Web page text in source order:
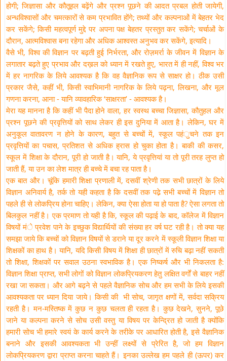
होगी; जिज्ञासा और कौतूहल बढ़ेंगे और प्रश्न पूछने की आदत प्रबल होती जायेगी,
अन्धविश्वासों और चमत्कारों से कम प्रभावित होंगे; तथ्यों और कल्पनाओं में बेहतर भेद
कर सकेंगे; किसी महत्वपूर्ण मुद्दे पर अपना पक्ष बेहतर प्रस्तुत कर सकेंगे; चर्चाओं के
दौरान, आत्मविश्वास बना रहेगा और अधिक आश्वस्त अनुभव कर सकेंगे, इत्यादि।
वैसे भी, विश्व की विज्ञान पर बढ़ती हुई निर्भरता, और रोज़मर्रा के जीवन में विज्ञान के
लगातार बढ़ते हुए प्रभाव और दख़ल को ध्यान में रखते हुए, भारत में ही नहीं, विश्व भर
में हर नागरिक के लिये आवश्यक है कि वह वैज्ञानिक रूप से साक्षर हो। ठीक उसी
प्रकार जैसे, कहीं भी, किसी स्वाभिमानी नागरिक के लिये पढ़ना, लिखना, और मूल
गणना करना, आना - यानि व्यावहारिक ‘साक्षरता’ - आवश्यक है।
मेरा यह मानना है कि कहीं भी पैदा होने वाला, हर स्वस्थ बच्चा जिज्ञासा, कौतुहल और
प्रश्न पूछने की प्रवृत्तियों को साथ लेकर ही इस दुनिया में आता है। लेकिन, घर में
अनुकूल वातावरण न होने के कारण, बहुत से बच्चों में, स्कूल पहंुचने तक इन
प्रवृत्तियों का पचास, प्रतिशत से अधिक ह्रास हो चुका होता है। बाकी की कसर,
स्कूल में शिक्षा के दौरान, पूरी हो जाती है। यानि, ये प्रवृत्तियां या तो पूरी तरह लुप्त हो
जाती हैं, या उन का लेश मात्र ही बच्चे में बचा रह पाता है।
एक बात और। चूंकि हमारी शिक्षा प्रणाली में, दसवीं श्रेणी तक सभी छात्रों के लिये
विज्ञान अनिवार्य है, तर्क तो यही कहता है कि दसवीं तक पढे़ सभी बच्चों में विज्ञान तो
पहले ही से लोकप्रिय होना चाहिए। लेकिन, क्या ऐसा होता या हो पाता है? ऐसा लगता तो
बिलकुल नहीं है। एक प्रमाण तो यही है कि, स्कूल की पढ़ाई के बाद, कॉलेज में विज्ञान
विषयों मंे प्रवेश पाने के इच्छुक विद्यार्थियों की संख्या हर वर्ष घट रही है। तो क्या यह
समझा जाये कि बच्चों को विज्ञान विषयों से डराने या दूर करने में स्कूली विज्ञान शिक्षा या
शिक्षकों का हाथ है। यानि, यदि किसी विषय में शिक्षा ही छात्रों में रुचि बढ़ा नहीं सकती
तो शिक्षा, शिक्षकों पर सवाल उठना स्वभाविक है। एक निष्कर्ष और भी निकलता है:
विज्ञान शिक्षा प्राप्त, सभी लोगों को विज्ञान लोकप्रियकरण हेतु लक्षित वर्गों से बाहर नहीं
रखा जा सकता। और आगे बढ़ने से पहले वैज्ञानिक सोच और हम सभी के लिये इसकी
आवश्यकता पर ध्यान दिया जाये। किसी की भी सोच, जागृत क्षणों में, सर्वदा सक्रिय
रहती है। मन-मस्तिष्क में कुछ न कुछ चलता ही रहता है। कुछ देखने, सुनने, पूछे
जाने या कल्पना करने से सोच उसी वस्तु या विषय पर केन्द्रित हो जाती है क्योंकि
हमारी सोच भी हमारे स्वयं के कार्य करने के तरीके पर आधारित होती है, इसे वैज्ञानिक
बनाने और इसकी आवश्यकता भी उन्हीं लक्ष्यों से प्रेरित है, जो हम विज्ञान
लोकप्रियकरण द्वारा प्राप्त करना चाहते हैं। इनका उल्लेख हम पहले ही (ऊपर) कर